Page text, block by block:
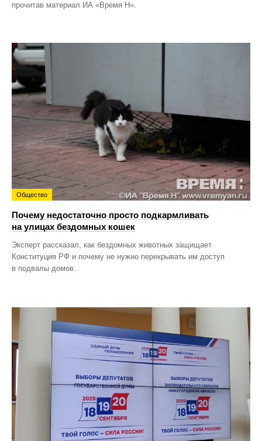
прочитав материал ИА «Время Н».
Общество
Почему недостаточно просто подкармливать
на улицах бездомных кошек
Эксперт рассказал, как бездомных животных защищает
Конституция РФ и почему не нужно перекрывать им доступ
в подвалы домов.